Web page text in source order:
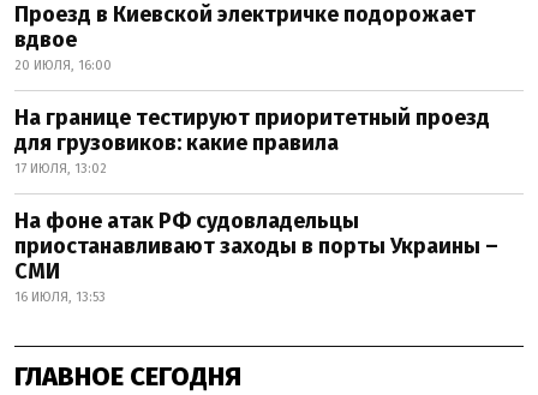
Проезд в Киевской электричке подорожает
вдвое
20 ИЮЛЯ, 16:00
На границе тестируют приоритетный проезд
для грузовиков: какие правила
17 ИЮЛЯ, 13:02
На фоне атак РФ судовладельцы
приостанавливают заходы в порты Украины –
СМИ
16 ИЮЛЯ, 13:53
ГЛАВНОЕ СЕГОДНЯ